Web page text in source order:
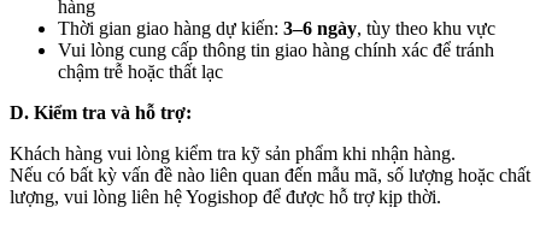
hàng
Thời gian giao hàng dự kiến: 3–6 ngày, tùy theo khu vực
Vui lòng cung cấp thông tin giao hàng chính xác để tránh
chậm trễ hoặc thất lạc
D. Kiểm tra và hỗ trợ:
Khách hàng vui lòng kiểm tra kỹ sản phẩm khi nhận hàng.
Nếu có bất kỳ vấn đề nào liên quan đến mẫu mã, số lượng hoặc chất
lượng, vui lòng liên hệ Yogishop để được hỗ trợ kịp thời.